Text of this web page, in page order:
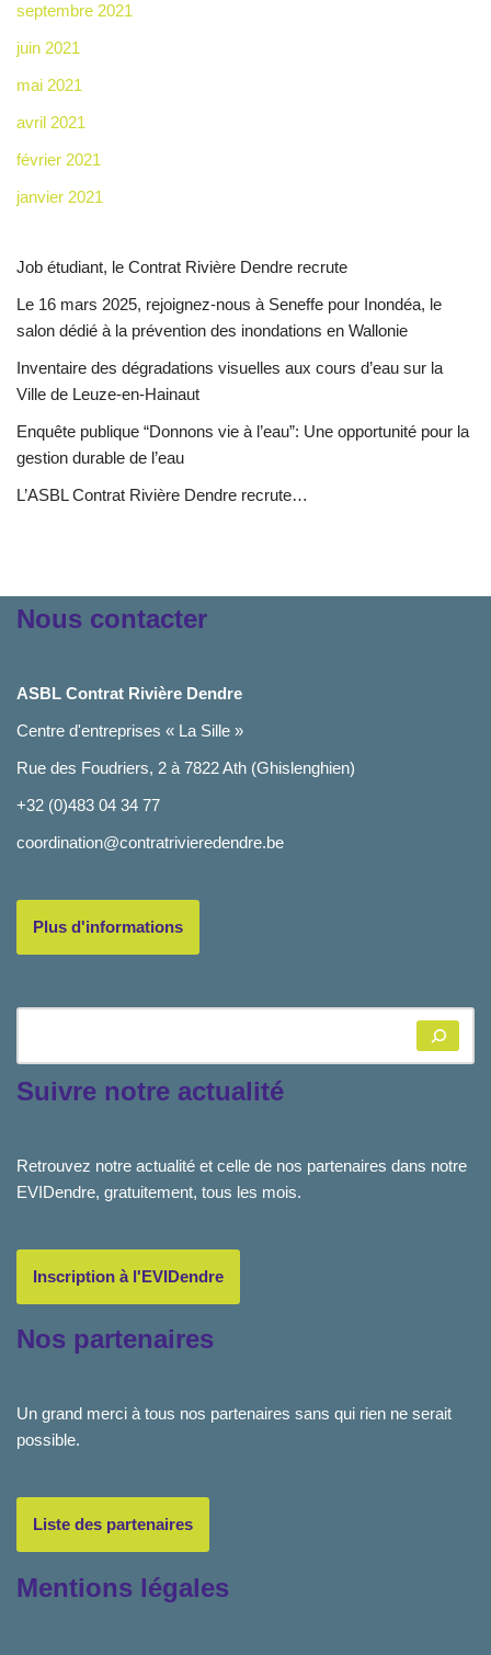
septembre 2021
juin 2021
mai 2021
avril 2021
février 2021
janvier 2021
Job étudiant, le Contrat Rivière Dendre recrute
Le 16 mars 2025, rejoignez-nous à Seneffe pour Inondéa, le
salon dédié à la prévention des inondations en Wallonie
Inventaire des dégradations visuelles aux cours d’eau sur la
Ville de Leuze-en-Hainaut
Enquête publique “Donnons vie à l’eau”: Une opportunité pour la
gestion durable de l’eau
L’ASBL Contrat Rivière Dendre recrute…
Nous contacter
ASBL Contrat Rivière Dendre
Centre d'entreprises « La Sille »
Rue des Foudriers, 2 à 7822 Ath (Ghislenghien)
+32 (0)483 04 34 77
coordination@contratrivieredendre.be
Plus d'informations
Suivre notre actualité
Retrouvez notre actualité et celle de nos partenaires dans notre
EVIDendre, gratuitement, tous les mois.
Inscription à l'EVIDendre
Nos partenaires
Un grand merci à tous nos partenaires sans qui rien ne serait
possible.
Liste des partenaires
Mentions légales